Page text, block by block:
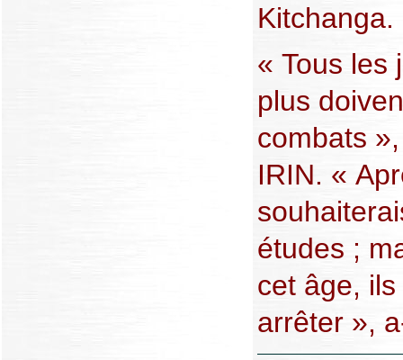
Kitchanga.
« Tous les
plus
combats
IRIN. «
études ;
cet âge,
arrêter »,